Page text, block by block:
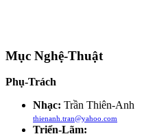
Mục Nghệ-Thuật
Phụ-Trách
Nhạc: Trần Thiên-Anh
thienanh.tran@yahoo.com
Triển-Lãm: